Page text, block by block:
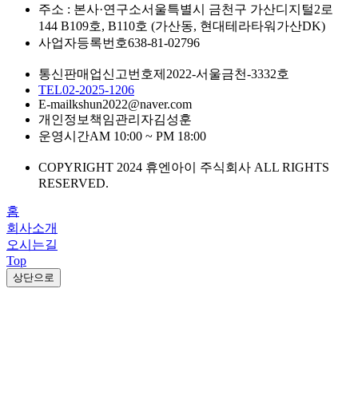
주소 : 본사·연구소서울특별시 금천구 가산디지털2로
144 B109호, B110호 (가산동, 현대테라타워가산DK)
사업자등록번호638-81-02796
통신판매업신고번호제2022-서울금천-3332호
TEL02-2025-1206
E-mailkshun2022@naver.com
개인정보책임관리자김성훈
운영시간AM 10:00 ~ PM 18:00
COPYRIGHT 2024 휴엔아이 주식회사 ALL RIGHTS
RESERVED.
홈
회사소개
오시는길
Top
상단으로